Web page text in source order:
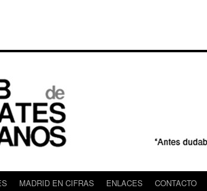
MADRID EN CIFRAS ENLACES CONTACTO